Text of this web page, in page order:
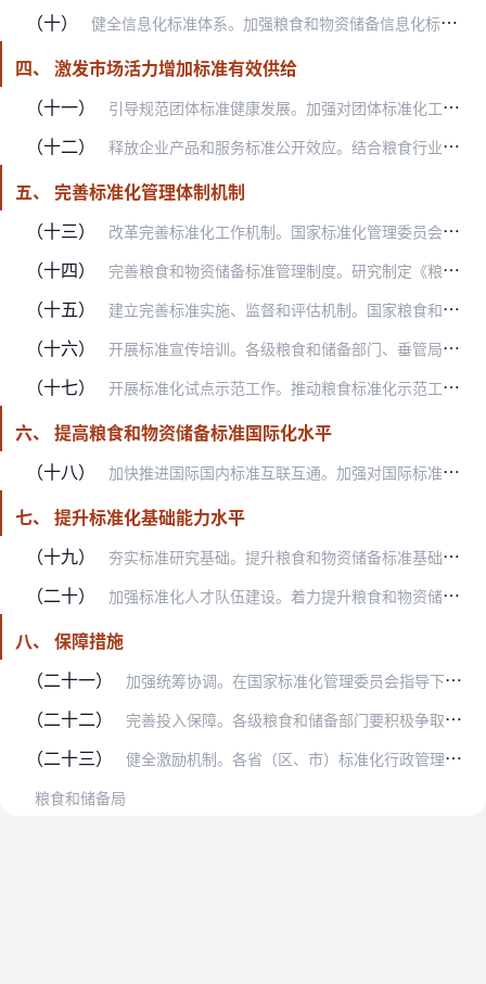
（十） 健全信息化标准体系。加强粮食和物资储备信息化标准制修订，推进粮食和物资储备领域数据互联互通、信息共享。加快粮食仓储信息化标准制定，提升粮库信息化建设的规范化水平…
四、 激发市场活力增加标准有效供给
（十一）
引导规范团体标准健康发展。加强对团体标准化工作的指导和监督，鼓励粮食和物资储备行业学会、协会、产业技术联盟等社会团体制定高于国家标准、行业标准相关技术要求的具有…
（十二） 释放企业产品和服务标准公开效应。结合粮食行业实际，推动加强粮食企业产品和服务标准自我声明公开和监督制度的实施，鼓励引导更多的粮食企业公开企业标准。在大米和小麦粉…
五、 完善标准化管理体制机制
（十三）
改革完善标准化工作机制。国家标准化管理委员会要加强粮食和物资储备标准化工作的指导，协调解决重大问题。粮食和物资储备部门要完善粮食和物资储备标准化工作机制，明确国…
（十四） 完善粮食和物资储备标准管理制度。研究制定《粮食和物资储备行业标准管理办法》和《粮食和物资储备行业标准化技术委员会管理办法》，进一步改革规范标准立项、征求意见和审…
（十五） 建立完善标准实施、监督和评估机制。国家粮食和物资储备局建立粮食标准实施信息反馈和评估机制。各级粮食和储备部门、垂管局、相关团体组织要大力推动标准实施，鼓励企业采…
（十六） 开展标准宣传培训。各级粮食和储备部门、垂管局要建立自上而下的标准宣传培训机制。突出宣传效果，创新宣传方式，有效利用各种媒体，积极探索视频教学、可视化标准图谱等宣…
（十七） 开展标准化试点示范工作。推动粮食标准化示范工作，开展物资储备标准化试点建设，促进粮食流通和物资储备业务标准化管理。在粮食收购、储存、加工和物资收储等生产经营单位…
六、 提高粮食和物资储备标准国际化水平
（十八）
加快推进国际国内标准互联互通。加强对国际标准化组织、国际食品法典委员会等国际组织粮食标准的跟踪、比对和评估，推进中国标准与国际标准之间的转化运用。大力支持自主创…
七、 提升标准化基础能力水平
（十九）
夯实标准研究基础。提升粮食和物资储备标准基础研究支撑能力，重点支持抽样扦样取样规则、样品真实性代表性、质量安全基础数据、储存加工过程损失损耗等研究。建立粮食和物…
（二十） 加强标准化人才队伍建设。着力提升粮食和物资储备标准化人才专业素质，实施“百千万”标准化人才培养工程，遴选“百名”标准化引领人才，建立“千名”标准化专家库，培养“…
八、 保障措施
（二十一）
加强统筹协调。在国家标准化管理委员会指导下，充分发挥国家粮食和物资储备局对拟订国家标准、行业标准工作的组织领导与统筹协调作用，做好粮食和物资储备标准化工作与计量…
（二十二） 完善投入保障。各级粮食和储备部门要积极争取当地政府以及财政、标准化行政主管部门的支持，将标准研制和标准化管理工作经费纳入同级财政预算，形成持续稳定的经费保障机制…
（二十三）
健全激励机制。各省（区、市）标准化行政管理部门、粮食和储备部门、垂管局应建立完善标准化工作激励机制，制定标准成果奖励办法等支持政策，宣传先进典型，激发参与标准化…
粮食和储备局